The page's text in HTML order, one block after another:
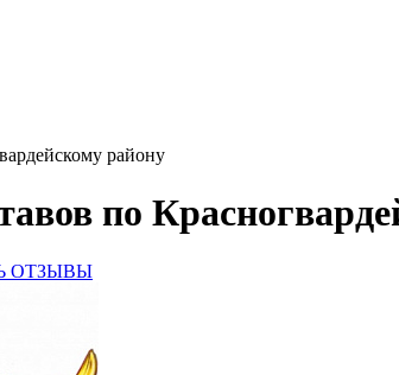
району
по
ОТЗЫВЫ